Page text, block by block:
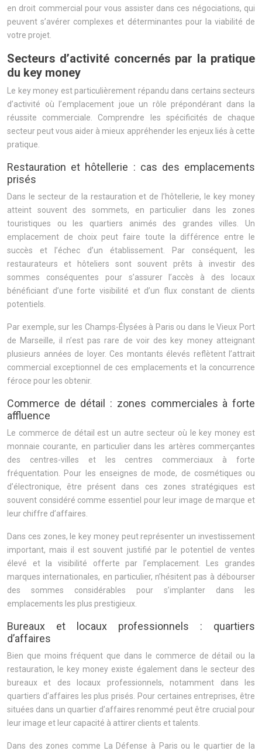
en droit commercial pour vous assister dans ces négociations, qui
peuvent s’avérer complexes et déterminantes pour la viabilité de
votre projet.
Secteurs d’activité concernés par la pratique
du key money
Le key money est particulièrement répandu dans certains secteurs
d’activité où l’emplacement joue un rôle prépondérant dans la
réussite commerciale. Comprendre les spécificités de chaque
secteur peut vous aider à mieux appréhender les enjeux liés à cette
pratique.
Restauration et hôtellerie : cas des emplacements
prisés
Dans le secteur de la restauration et de l’hôtellerie, le key money
atteint souvent des sommets, en particulier dans les zones
touristiques ou les quartiers animés des grandes villes. Un
emplacement de choix peut faire toute la différence entre le
succès et l’échec d’un établissement. Par conséquent, les
restaurateurs et hôteliers sont souvent prêts à investir des
sommes conséquentes pour s’assurer l’accès à des locaux
bénéficiant d’une forte visibilité et d’un flux constant de clients
potentiels.
Par exemple, sur les Champs-Élysées à Paris ou dans le Vieux Port
de Marseille, il n’est pas rare de voir des key money atteignant
plusieurs années de loyer. Ces montants élevés reflètent l’attrait
commercial exceptionnel de ces emplacements et la concurrence
féroce pour les obtenir.
Commerce de détail : zones commerciales à forte
affluence
Le commerce de détail est un autre secteur où le key money est
monnaie courante, en particulier dans les artères commerçantes
des centres-villes et les centres commerciaux à forte
fréquentation. Pour les enseignes de mode, de cosmétiques ou
d’électronique, être présent dans ces zones stratégiques est
souvent considéré comme essentiel pour leur image de marque et
leur chiffre d’affaires.
Dans ces zones, le key money peut représenter un investissement
important, mais il est souvent justifié par le potentiel de ventes
élevé et la visibilité offerte par l’emplacement. Les grandes
marques internationales, en particulier, n’hésitent pas à débourser
des sommes considérables pour s’implanter dans les
emplacements les plus prestigieux.
Bureaux et locaux professionnels : quartiers
d’affaires
Bien que moins fréquent que dans le commerce de détail ou la
restauration, le key money existe également dans le secteur des
bureaux et des locaux professionnels, notamment dans les
quartiers d’affaires les plus prisés. Pour certaines entreprises, être
situées dans un quartier d’affaires renommé peut être crucial pour
leur image et leur capacité à attirer clients et talents.
Dans des zones comme La Défense à Paris ou le quartier de la